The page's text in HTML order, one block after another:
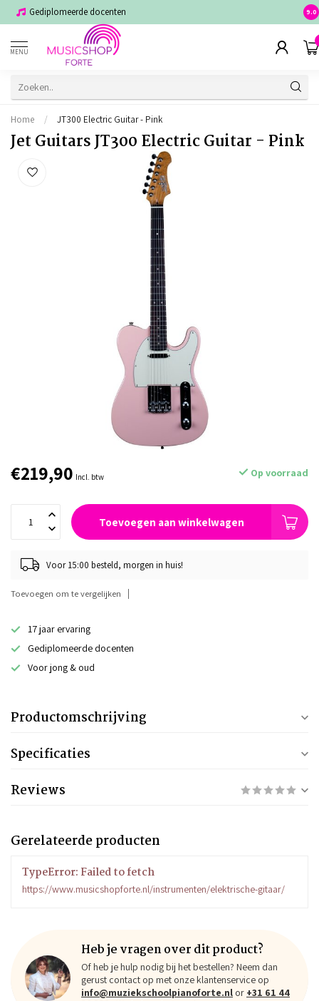
Gediplomeerde docenten 9.0
MENU
Home / JT300 Electric Guitar - Pink
Jet Guitars JT300 Electric Guitar - Pink
€219,90 Incl. btw Op voorraad
Toevoegen aan winkelwagen
Voor 15:00 besteld, morgen in huis!
Toevoegen om te vergelijken
17 jaar ervaring
Gediplomeerde docenten
Voor jong & oud
Productomschrijving
Specificaties
Reviews
Gerelateerde producten
TypeError: Failed to fetch
https://www.musicshopforte.nl/instrumenten/elektrische-gitaar/
Heb je vragen over dit product?
Of heb je hulp nodig bij het bestellen? Neem dan
gerust contact op met onze klantenservice op
info@muziekschoolpianoforte.nl or +31 61 44